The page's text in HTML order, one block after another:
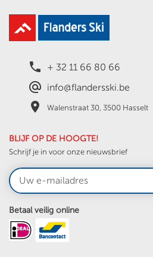
local_phone + 32 11 66 80 66
alternate_email info@flandersski.be
place Walenstraat 30, 3500 Hasselt
BLIJF OP DE HOOGTE!
Schrijf je in voor onze nieuwsbrief
Betaal veilig online